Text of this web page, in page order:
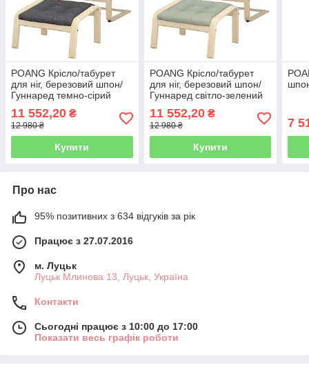
POANG Крісло/табурет
для ніг, березовий шпон/
Гуннаред темно-сірий
11 552,20 ₴
12 980 ₴
Купити
POANG Крісло/табурет
для ніг, березовий шпон/
Гуннаред світло-зелений
11 552,20₴
12 980 ₴
Купити
7
Про нас
95% позитивних з 634 відгуків за рік
Працює з 27.07.2016
м. Луцьк
Луцьк Млинова 13, Луцьк, Україна
Контакти
Сьогодні працює з 10:00 до 17:00
Показати весь графік роботи